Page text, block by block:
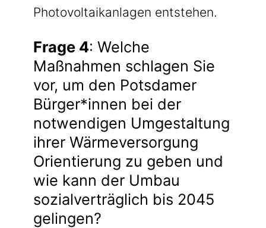
Photovoltaikanlagen entstehen.
Frage 4: Welche
Maßnahmen schlagen Sie
vor, um den Potsdamer
Bürger*innen bei der
notwendigen Umgestaltung
ihrer Wärmeversorgung
Orientierung zu geben und
wie kann der Umbau
sozialverträglich bis 2045
gelingen?